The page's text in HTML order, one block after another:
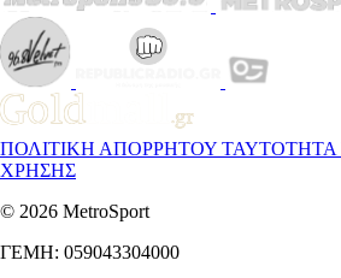
ΠΟΛΙΤΙΚΗ ΑΠΟΡΡΗΤΟΥ ΤΑΥΤΟΤΗΤΑ
ΧΡΗΣΗΣ
© 2026 MetroSport
ΓΕΜΗ: 059043304000